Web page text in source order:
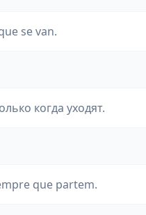
se van.
когда уходят.
que partem.